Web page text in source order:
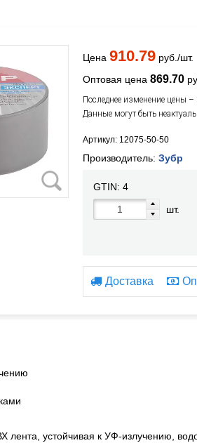
Цена 910.79руб./шт.
Оптовая цена 869.70
Последнее изменение цены
Данные могут быть
Артикул: 12075-50-50
Производитель: Зубр
GTIN: 4
шт.
Доставка
лента, устойчивая к УФ-излучению,